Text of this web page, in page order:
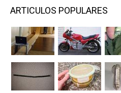
ARTICULOS POPULARES